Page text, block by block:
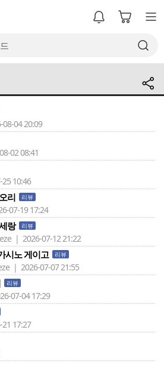
04 20:09
02 08:41
10:46
리 리뷰
07-19 17:24
랑 리뷰
| 2026-07-12 21:22
시노 게이고 리뷰
| 2026-07-07 21:55
리뷰
07-04 17:29
17:27